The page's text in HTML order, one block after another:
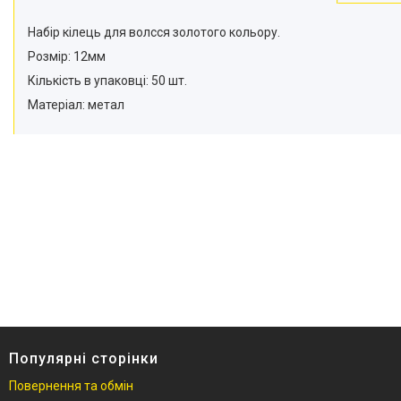
Набір кілець для волсся золотого кольору.
Розмір: 12мм
Кількість в упаковці: 50 шт.
Матеріал: метал
Популярні сторінки
Повернення та обмін